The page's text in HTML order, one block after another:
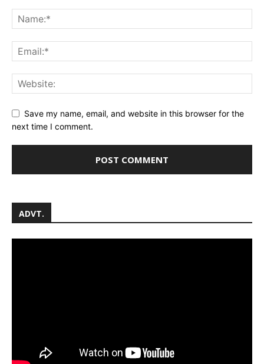
Save my name, email, and website in this browser for the
next time I comment.
ADVT.